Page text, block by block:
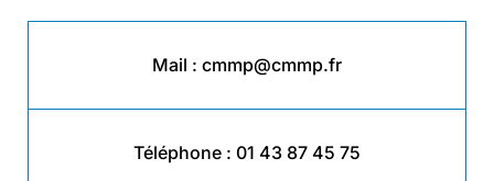
Mail : cmmp@cmmp.fr
Téléphone : 01 43 87 45 75